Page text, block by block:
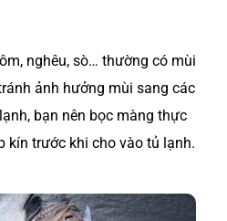
nghêu, sò… thường có mùi
ảnh hưởng mùi sang các
bạn nên bọc màng thực
kín trước khi cho vào tủ lạnh.